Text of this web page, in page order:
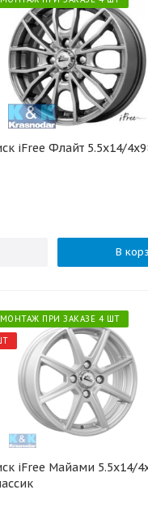
iFree Флайт 5.5x14/
В
ПРИ ЗАКАЗЕ 4 ШТ
iFree Майами 5.5x14/